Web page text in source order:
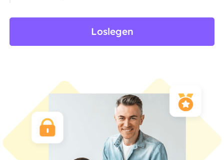
Loslegen